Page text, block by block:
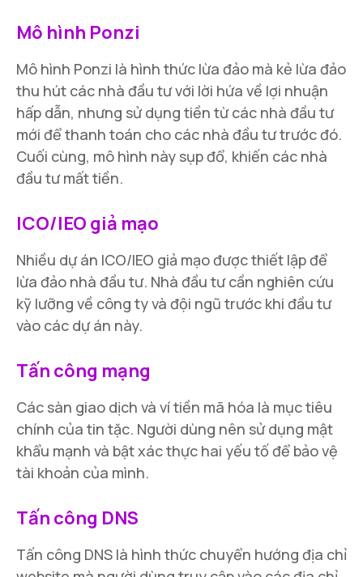
Mô hình Ponzi
Mô hình Ponzi là hình thức lừa đảo mà kẻ lừa đảo
thu hút các nhà đầu tư với lời hứa về lợi nhuận
hấp dẫn, nhưng sử dụng tiền từ các nhà đầu tư
mới để thanh toán cho các nhà đầu tư trước đó.
Cuối cùng, mô hình này sụp đổ, khiến các nhà
đầu tư mất tiền.
ICO/IEO giả mạo
Nhiều dự án ICO/IEO giả mạo được thiết lập để
lừa đảo nhà đầu tư. Nhà đầu tư cần nghiên cứu
kỹ lưỡng về công ty và đội ngũ trước khi đầu tư
vào các dự án này.
Tấn công mạng
Các sàn giao dịch và ví tiền mã hóa là mục tiêu
chính của tin tặc. Người dùng nên sử dụng mật
khẩu mạnh và bật xác thực hai yếu tố để bảo vệ
tài khoản của mình.
Tấn công DNS
Tấn công DNS là hình thức chuyển hướng địa chỉ